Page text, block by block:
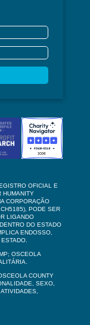
OFICIAL E
HUMANITY
CORPORAÇÃO
PODE SER
LIGANDO
DO ESTADO
ENDOSSO,
OSCEOLA
COUNTY
SEXO,